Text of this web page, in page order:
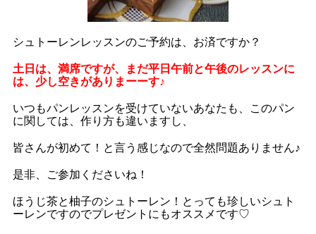
シュトーレンレッスンのご予約は、お済ですか？
土日は、満席ですが、まだ平日午前と午後のレッスンに
は、少し空きがありまーーす♪
いつもパンレッスンを受けていないあなたも、このパン
に関しては、作り方も違いますし、
皆さんが初めて！と言う感じなので全然問題ありません♪
是非、ご参加くださいね！
ほうじ茶と柚子のシュトーレン！とっても珍しいシュト
ーレンですのでプレゼントにもオススメです♡